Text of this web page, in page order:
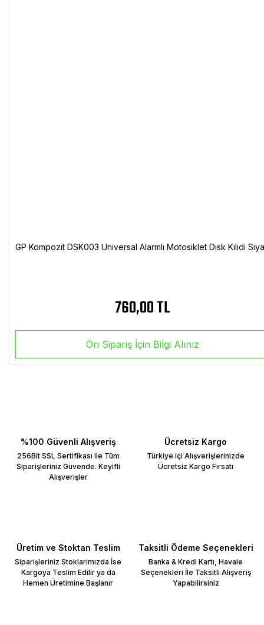
GP Kompozit DSK003 Universal Alarmlı Motosiklet Disk Kilidi
760,00 TL
Ön Sipariş İçin Bilgi Alınız
%100 Güvenli Alışveriş
256Bit SSL Sertifikası ile Tüm
Siparişleriniz Güvende. Keyifli
Alışverişler
Ücretsiz Kargo
Türkiye içi Alışverişlerinizde
Ücretsiz Kargo Fırsatı
Üretim ve Stoktan Teslim
Siparişleriniz Stoklarımızda İse
Kargoya Teslim Edilir ya da
Hemen Üretimine Başlanır
Taksitli Ödeme Seçenekleri
Banka & Kredi Kartı, Havale
Seçenekleri İle Taksitli Alışveriş
Yapabilirsiniz